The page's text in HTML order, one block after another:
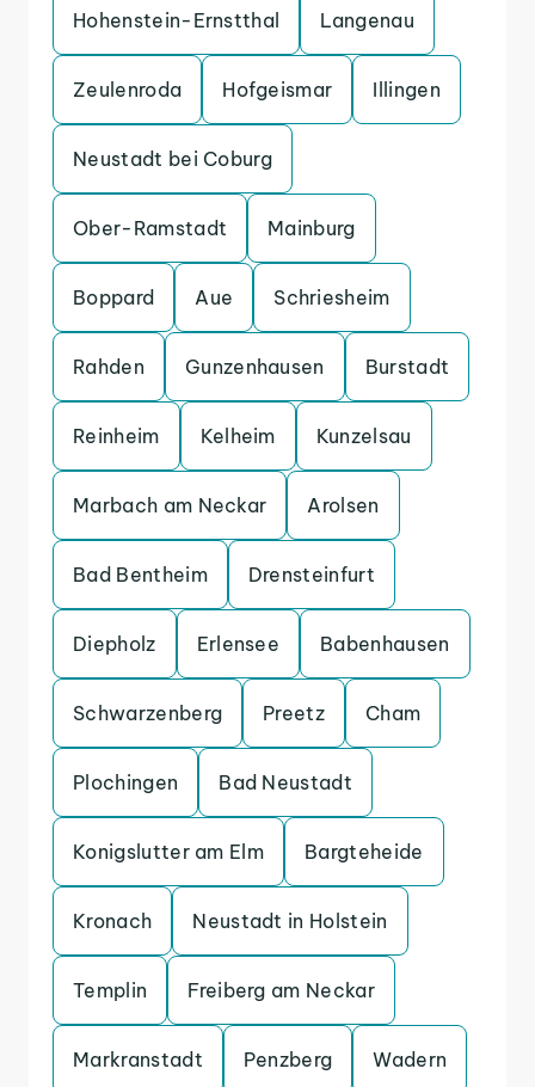
Hohenstein-Ernstthal Langenau
Zeulenroda Hofgeismar Illingen
Neustadt bei Coburg
Ober-Ramstadt Mainburg
Boppard Aue Schriesheim
Rahden Gunzenhausen Burstadt
Reinheim Kelheim Kunzelsau
Marbach am Neckar Arolsen
Bad Bentheim Drensteinfurt
Diepholz Erlensee Babenhausen
Schwarzenberg Preetz Cham
Plochingen Bad Neustadt
Konigslutter am Elm Bargteheide
Kronach Neustadt in Holstein
Templin Freiberg am Neckar
Markranstadt Penzberg Wadern